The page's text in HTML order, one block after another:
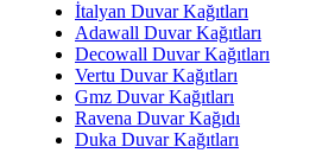
İtalyan Duvar Kağıtları
Adawall Duvar Kağıtları
Decowall Duvar Kağıtları
Vertu Duvar Kağıtları
Gmz Duvar Kağıtları
Ravena Duvar Kağıdı
Duka Duvar Kağıtları